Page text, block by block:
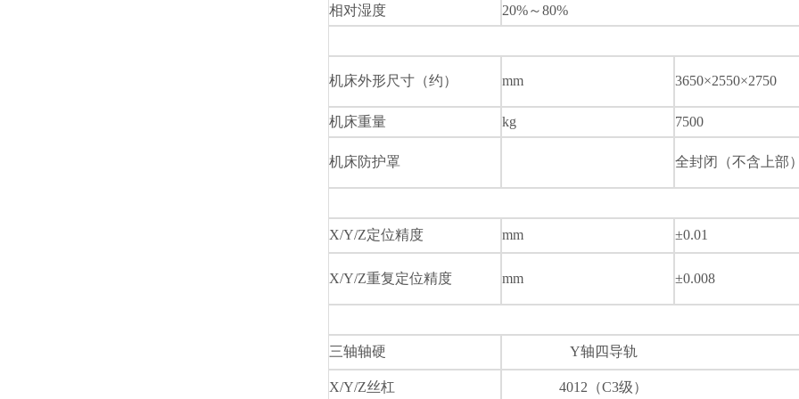
相对湿度 20%～80%
机床外形尺寸（约） mm 3650×2550×2750
机床重量 kg 7500
机床防护罩 全封闭（不含上部
X/Y/Z定位精度 mm ±0.01
X/Y/Z重复定位精度 mm ±0.008
三轴轴硬 Y轴四导轨
X/Y/Z丝杠 4012 （C3级）